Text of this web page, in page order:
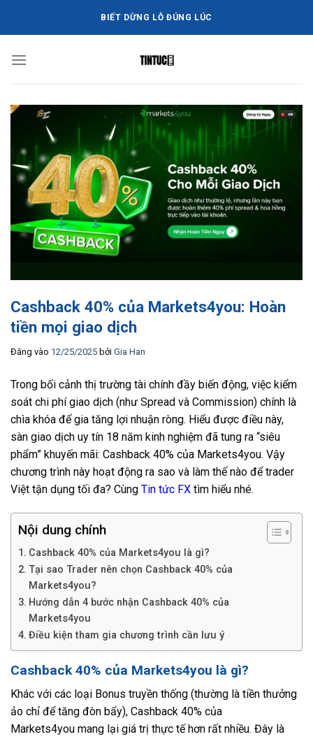
dung
BIẾT DỪNG LỖ ĐÚNG LÚC
Cashback 40% của Markets4you: Hoàn
tiền mọi giao dịch
Đăng vào 12/25/2025 bởi Gia Han
Trong bối cảnh thị trường tài chính đầy biến động, việc kiểm
soát chi phí giao dịch (như Spread và Commission) chính là
chìa khóa để gia tăng lợi nhuận ròng. Hiểu được điều này,
sàn giao dịch uy tín 18 năm kinh nghiệm đã tung ra “siêu
phẩm” khuyến mãi: Cashback 40% của Markets4you. Vậy
chương trình này hoạt động ra sao và làm thế nào để trader
Việt tận dụng tối đa? Cùng Tin tức FX tìm hiểu nhé.
Nội dung chính
Cashback 40% của Markets4you là gì?
Tại sao Trader nên chọn Cashback 40% của
Markets4you?
Hướng dẫn 4 bước nhận Cashback 40% của
Markets4you
Điều kiện tham gia chương trình cần lưu ý
Cashback 40% của Markets4you là gì?
Khác với các loại Bonus truyền thống (thường là tiền thưởng
ảo chỉ để tăng đòn bẩy), Cashback 40% của
Markets4you mang lại giá trị thực tế hơn rất nhiều. Đây là